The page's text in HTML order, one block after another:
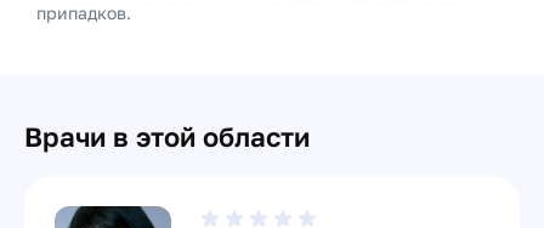
припадков.
Врачи в этой области